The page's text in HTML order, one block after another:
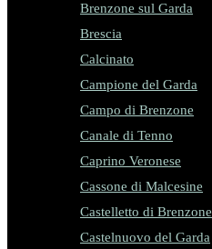
Brenzone sul Garda
Brescia
Calcinato
Campione del Garda
Campo di Brenzone
Canale di Tenno
Caprino Veronese
Cassone di Malcesine
Castelletto di Brenzone
Castelnuovo del Garda